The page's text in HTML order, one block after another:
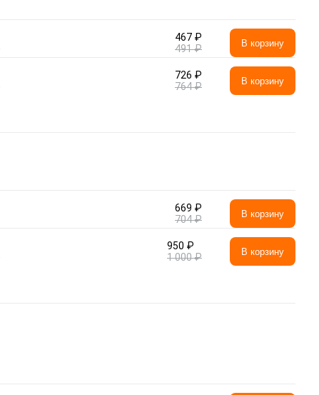
467 ₽
491 ₽
В корзину
726 ₽
764 ₽
В корзину
669 ₽
704 ₽
В корзину
950 ₽
1 000 ₽
В корзину